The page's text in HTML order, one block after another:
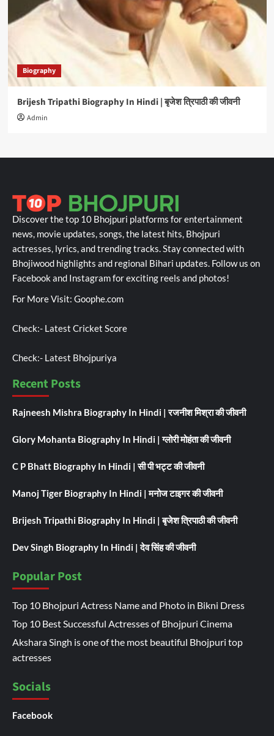
Biography
Brijesh Tripathi Biography In Hindi | बृजेश त्रिपाठी की जीवनी
Admin
Discover the top 10 Bhojpuri platforms for entertainment
news, movie updates, songs, the latest hits, Bhojpuri
actresses, lyrics, and trending tracks. Stay connected with
Bhojiwood highlights and regional Bihari updates. Follow us on
Facebook and Instagram for exciting reels and photos!
For More Visit: Goophe.com
Check:- Latest Cricket Score
Check:- Latest Bhojpuriya
Recent Posts
Rajneesh Mishra Biography In Hindi | रजनीश मिश्रा की जीवनी
Glory Mohanta Biography In Hindi | ग्लोरी मोहंता की जीवनी
C P Bhatt Biography In Hindi | सी पी भट्ट की जीवनी
Manoj Tiger Biography In Hindi | मनोज टाइगर की जीवनी
Brijesh Tripathi Biography In Hindi | बृजेश त्रिपाठी की जीवनी
Dev Singh Biography In Hindi | देव सिंह की जीवनी
Popular Post
Top 10 Bhojpuri Actress Name and Photo in Bikni Dress
Top 10 Best Successful Actresses of Bhojpuri Cinema
Akshara Singh is one of the most beautiful Bhojpuri top
actresses
Socials
Facebook